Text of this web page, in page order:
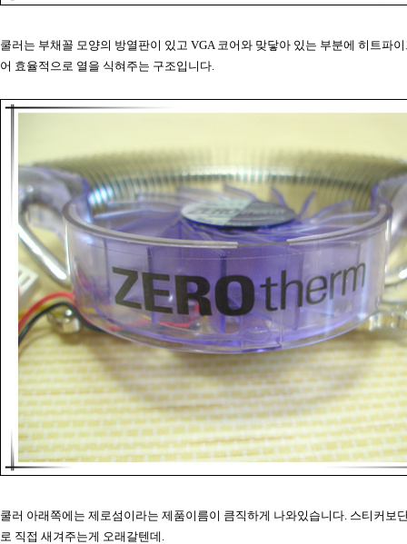
쿨러는 부채꼴 모양의 방열판이 있고 VGA 코어와 맞닿아 있는 부분에 히트파
어 효율적으로 열을 식혀주는 구조입니다.
쿨러 아래쪽에는 제로섬이라는 제품이름이 큼직하게 나와있습니다. 스티커보
로 직접 새겨주는게 오래갈텐데.